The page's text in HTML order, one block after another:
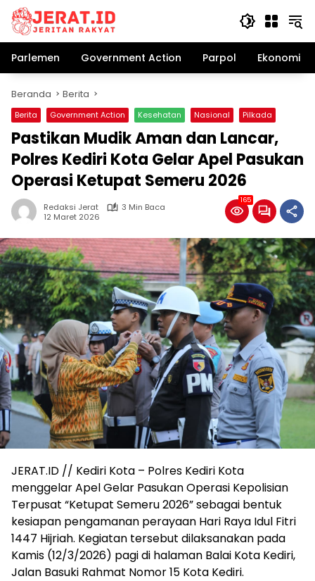
Langsung
konten
Parlemen
Government Action Parpol Ekonomi
Beranda Berita
Berita Government Action Kesehatan Nasional Pilkada
Pastikan Mudik Aman dan Lancar,
Polres Kediri Kota Gelar Apel Pasukan
Operasi Ketupat Semeru 2026
Redaksi Jerat
3 Min Baca
12 Maret 2026
165
JERAT.ID // Kediri Kota – Polres Kediri Kota
menggelar Apel Gelar Pasukan Operasi Kepolisian
Terpusat “Ketupat Semeru 2026” sebagai bentuk
kesiapan pengamanan perayaan Hari Raya Idul Fitri
1447 Hijriah. Kegiatan tersebut dilaksanakan pada
Kamis (12/3/2026) pagi di halaman Balai Kota Kediri,
Jalan Basuki Rahmat Nomor 15 Kota Kediri.